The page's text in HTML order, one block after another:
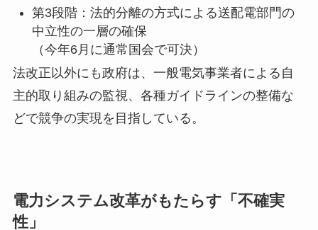
第3段階：法的分離の方式による送配電部門の
中立性の一層の確保
（今年6月に通常国会で可決）
法改正以外にも政府は、一般電気事業者による自
主的取り組みの監視、各種ガイドラインの整備な
どで競争の実現を目指している。
電力システム改革がもたらす「不確実
性」